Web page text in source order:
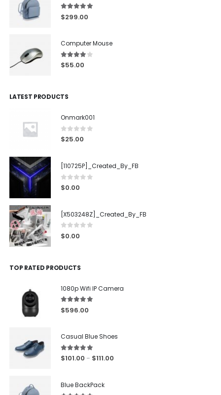
5.00out of 5
$299.00
Computer Mouse
4.00out of 5
$55.00
LATEST PRODUCTS
Onmark001
0out of 5
$25.00
[110725P]_Created_By_FB
0out of 5
$0.00
[X503248Z]_Created_By_FB
0 out of 5
$0.00
TOP RATED PRODUCTS
1080p Wifi IP Camera
5.00out of 5
$596.00
Casual Blue Shoes
5.00 out of 5
$101.00 – $111.00
Blue BackPack